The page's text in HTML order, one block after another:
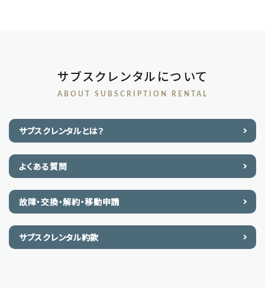
サブスクレンタルについて
ABOUT SUBSCRIPTION RENTAL
サブスクレンタルとは？
よくある質問
故障・交換・解約・移動申請
サブスクレンタル約款